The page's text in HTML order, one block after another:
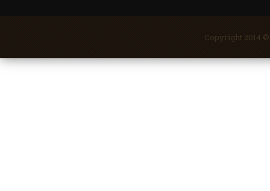
Copyright 2014